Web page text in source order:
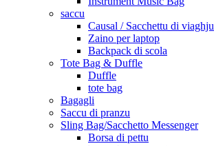
saccu
Causal / Sacchettu di viaghju
Zaino per laptop
Backpack di scola
Tote Bag & Duffle
Duffle
tote bag
Bagagli
Saccu di pranzu
Sling Bag/Sacchetto Messenger
Borsa di pettu